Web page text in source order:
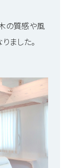
の質感や風
ました。